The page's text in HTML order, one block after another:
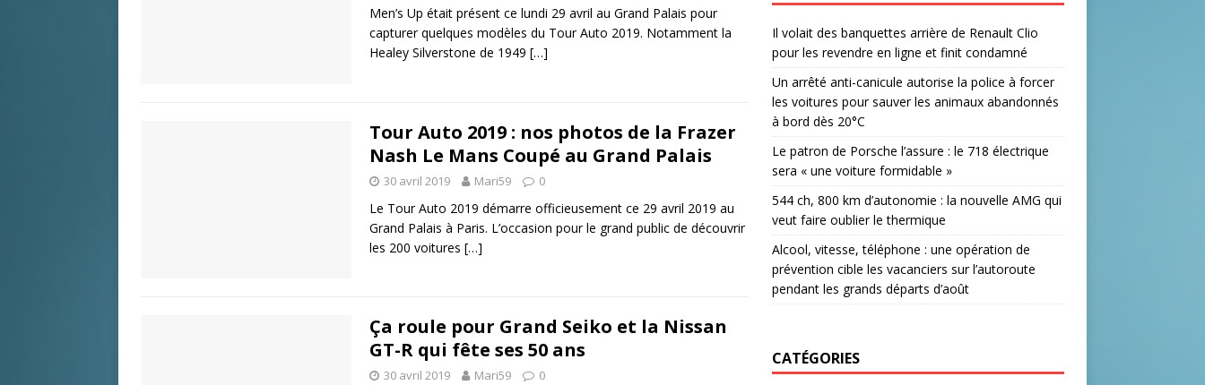
Men’s Up était présent ce lundi 29 avril au Grand Palais pour
capturer quelques modèles du Tour Auto 2019. Notamment la
Healey Silverstone de 1949 […]
Tour Auto 2019 : nos photos de la Frazer
Nash Le Mans Coupé au Grand Palais
30 avril 2019 Mari59 0
Le Tour Auto 2019 démarre officieusement ce 29 avril 2019 au
Grand Palais à Paris. L’occasion pour le grand public de découvrir
les 200 voitures […]
Ça roule pour Grand Seiko et la Nissan
GT-R qui fête ses 50 ans
30 avril 2019 Mari59 0
Il volait des banquettes arrière de Renault Clio
pour les revendre en ligne et finit condamné
Un arrêté anti-canicule autorise la police à forcer
les voitures pour sauver les animaux abandonnés
à bord dès 20°C
Le patron de Porsche l’assure : le 718 électrique
sera « une voiture formidable »
544 ch, 800 km d’autonomie : la nouvelle AMG qui
veut faire oublier le thermique
Alcool, vitesse, téléphone : une opération de
prévention cible les vacanciers sur l’autoroute
pendant les grands départs d’août
CATÉGORIES